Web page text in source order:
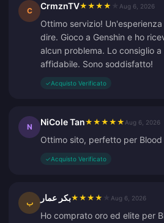
C CrmznTV★ ★ ★ ★ Aug 6, 2026
Ottimo servizio!
dire. Gioco a Genshin e ho
alcun problema. Lo consiglio
affidabile. Sono soddisfatto!
✓Acquisto Verificato
N NiCole Tan★ ★ ★ ★ ★ Aug 6, 2026
Ottimo sito, perfetto per Blood
✓Acquisto Verificato
ب بكر عمار★ ★ ★ ★ Aug 6, 2026
Ho comprato oro ed elite per